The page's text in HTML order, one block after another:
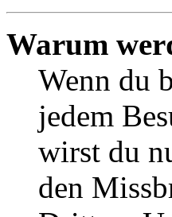
Warum
Wenn du
jedem
wirst du
den